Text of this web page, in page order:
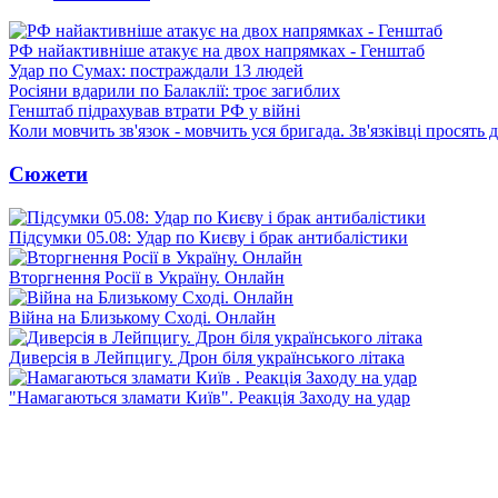
РФ найактивніше атакує на двох напрямках - Генштаб
Удар по Сумах: постраждали 13 людей
Росіяни вдарили по Балаклії: троє загиблих
Генштаб підрахував втрати РФ у війні
Коли мовчить зв'язок - мовчить уся бригада. Зв'язківці просять
Сюжети
Підсумки 05.08: Удар по Києву і брак антибалістики
Вторгнення Росії в Україну. Онлайн
Війна на Близькому Сході. Онлайн
Диверсія в Лейпцигу. Дрон біля українського літака
"Намагаються зламати Київ". Реакція Заходу на удар